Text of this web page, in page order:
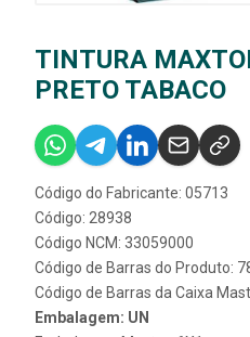
TINTURA
PRETO TABACO
Código do Fabricante: 05713
Código: 28938
Código NCM: 33059000
Código de Barras do Produto:
Código de Barras da Caixa
Embalagem: UN